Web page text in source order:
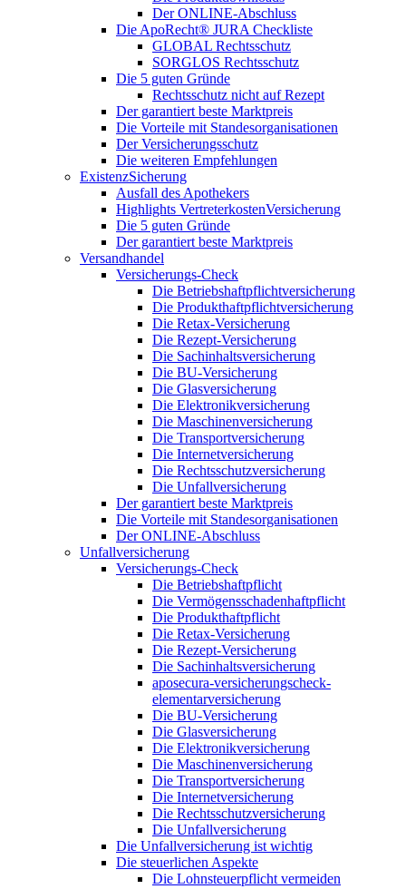
Der ONLINE-Abschluss
Die ApoRecht® JURA Checkliste
GLOBAL Rechtsschutz
SORGLOS Rechtsschutz
Die 5 guten Gründe
Rechtsschutz nicht auf Rezept
Der garantiert beste Marktpreis
Die Vorteile mit Standesorganisationen
Der Versicherungsschutz
Die weiteren Empfehlungen
ExistenzSicherung
Ausfall des Apothekers
Highlights VertreterkostenVersicherung
Die 5 guten Gründe
Der garantiert beste Marktpreis
Versandhandel
Versicherungs-Check
Die Betriebshaftpflichtversicherung
Die Produkthaftpflichtversicherung
Die Retax-Versicherung
Die Rezept-Versicherung
Die Sachinhaltsversicherung
Die BU-Versicherung
Die Glasversicherung
Die Elektronikversicherung
Die Maschinenversicherung
Die Transportversicherung
Die Internetversicherung
Die Rechtsschutzversicherung
Die Unfallversicherung
Der garantiert beste Marktpreis
Die Vorteile mit Standesorganisationen
Der ONLINE-Abschluss
Unfallversicherung
Versicherungs-Check
Die Betriebshaftpflicht
Die Vermögensschadenhaftpflicht
Die Produkthaftpflicht
Die Retax-Versicherung
Die Rezept-Versicherung
Die Sachinhaltsversicherung
aposecura-versicherungscheck-
elementarversicherung
Die BU-Versicherung
Die Glasversicherung
Die Elektronikversicherung
Die Maschinenversicherung
Die Transportversicherung
Die Internetversicherung
Die Rechtsschutzversicherung
Die Unfallversicherung
Die Unfallversicherung ist wichtig
Die steuerlichen Aspekte
Die Lohnsteuerpflicht vermeiden